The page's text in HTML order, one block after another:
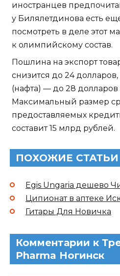
иностранцев
у Билялетдинова есть
посмотреть в деле этот
к олимпийскому состав.
Пошлина на экспорт
снизится до 24
(нафта) — до 28 долларов
Максимальный размер
предоставляемых
составит 15 млрд рублей.
ПОХОЖИЕ СТАТЬИ
Egis Ungaria дешево
Ципионат в аптеке
Гитары Для Новичка
Комментарии к
Pharma Ногинск